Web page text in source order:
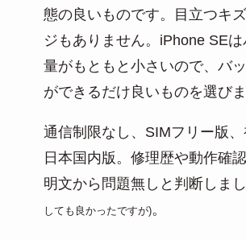
態の良いものです。目立つキ
ジもありません。iPhone SE
量がもともと小さいので、バ
ができるだけ良いものを選びま
通信制限なし、SIMフリー版、
日本国内版。修理歴や動作確
明文から問題無しと判断しま
しても良かったですが)。